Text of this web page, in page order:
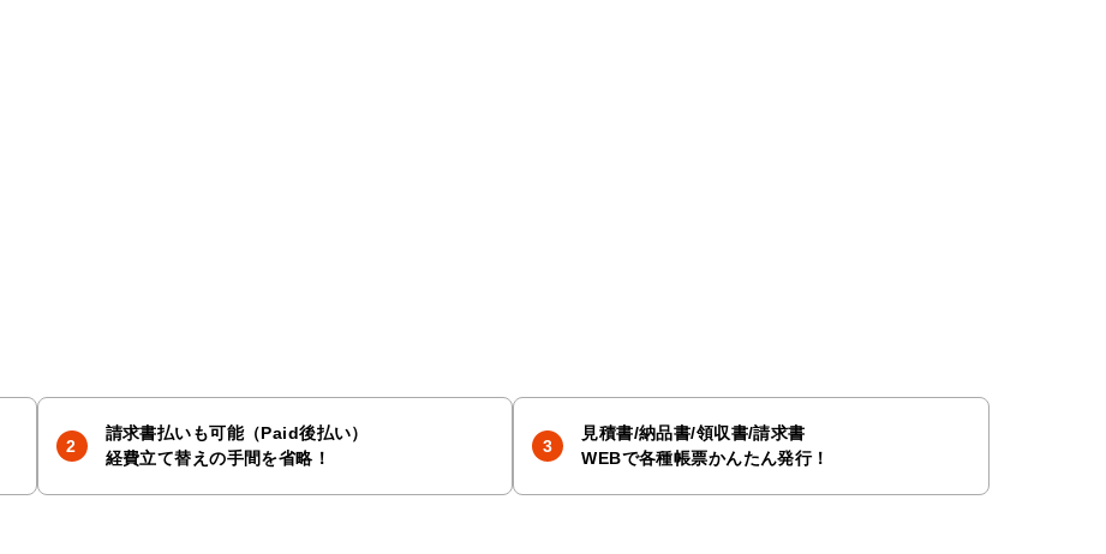
請求書払いも可能（Paid後払い）
経費立て替えの手間を省略！
見積書/納品書/領収書/請求書
WEBで各種帳票かんたん発行！